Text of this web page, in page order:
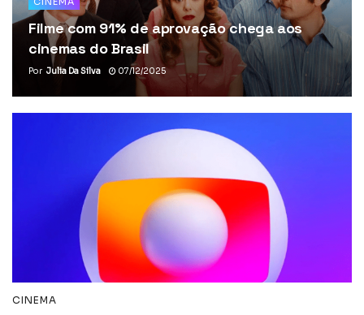
Filme com 91% de aprovação chega aos
cinemas do Brasil
Por Julia Da Silva 07/12/2025
CINEMA